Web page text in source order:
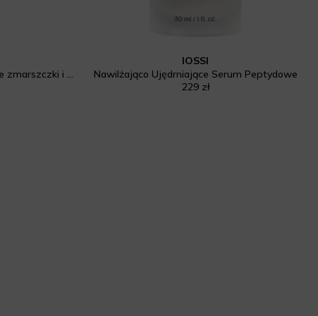
Serum na noc redukujące głębokie zmarszczki i przebarwienia
IOSSI
Nawilżająco Ujędrniające Serum Peptydowe
229 zł